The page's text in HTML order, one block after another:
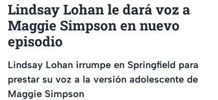
Lindsay Lohan le dará voz a
Maggie Simpson en nuevo
episodio
Lindsay Lohan irrumpe en Springfield para
prestar su voz a la versión adolescente de
Maggie Simpson